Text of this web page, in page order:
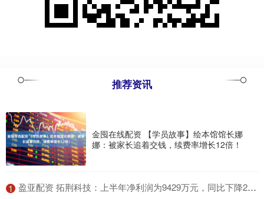
推荐资讯
金囤在线配资 【学员故事】绘本馆馆长娜
娜：被家长追着交钱，续费率增长12倍！
1 ​盈亚配资 拓荆科技：上半年净利润为9429万元，同比下降26.96%